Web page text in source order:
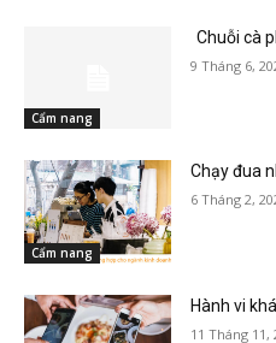
Cẩm nang
Chuỗi cà
9 Tháng 6,
Cẩm nang
Chạy đua
6 Tháng 2,
Hành vi
11 Tháng 11,